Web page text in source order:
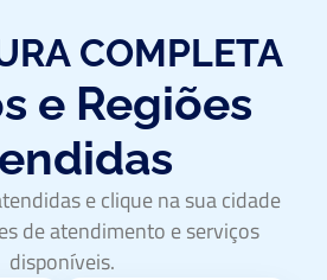
COMPLETA
e Regiões
e clique na sua cidade
de atendimento e serviços
disponíveis.